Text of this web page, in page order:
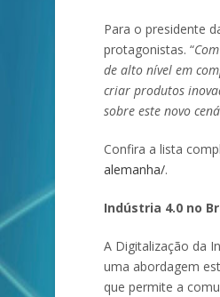
Para o presidente
protagonistas. “
de alto nível em
criar produtos
sobre este novo
Confira a lista
alemanha/.
Indústria 4.0 no
A Digitalização da
uma abordagem
que permite a